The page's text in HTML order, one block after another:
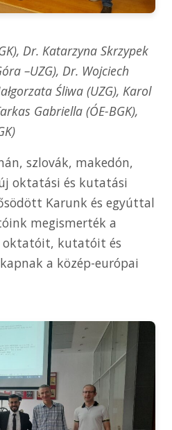
Dr. Katarzyna Skrzypek
–UZG), Dr. Wojciech
Śliwa (UZG), Karol
Gabriella (ÓE-BGK),
szlovák, makedón,
oktatási és kutatási
Karunk és egyúttal
megismerték a
oktatóit, kutatóit és
a közép-európai